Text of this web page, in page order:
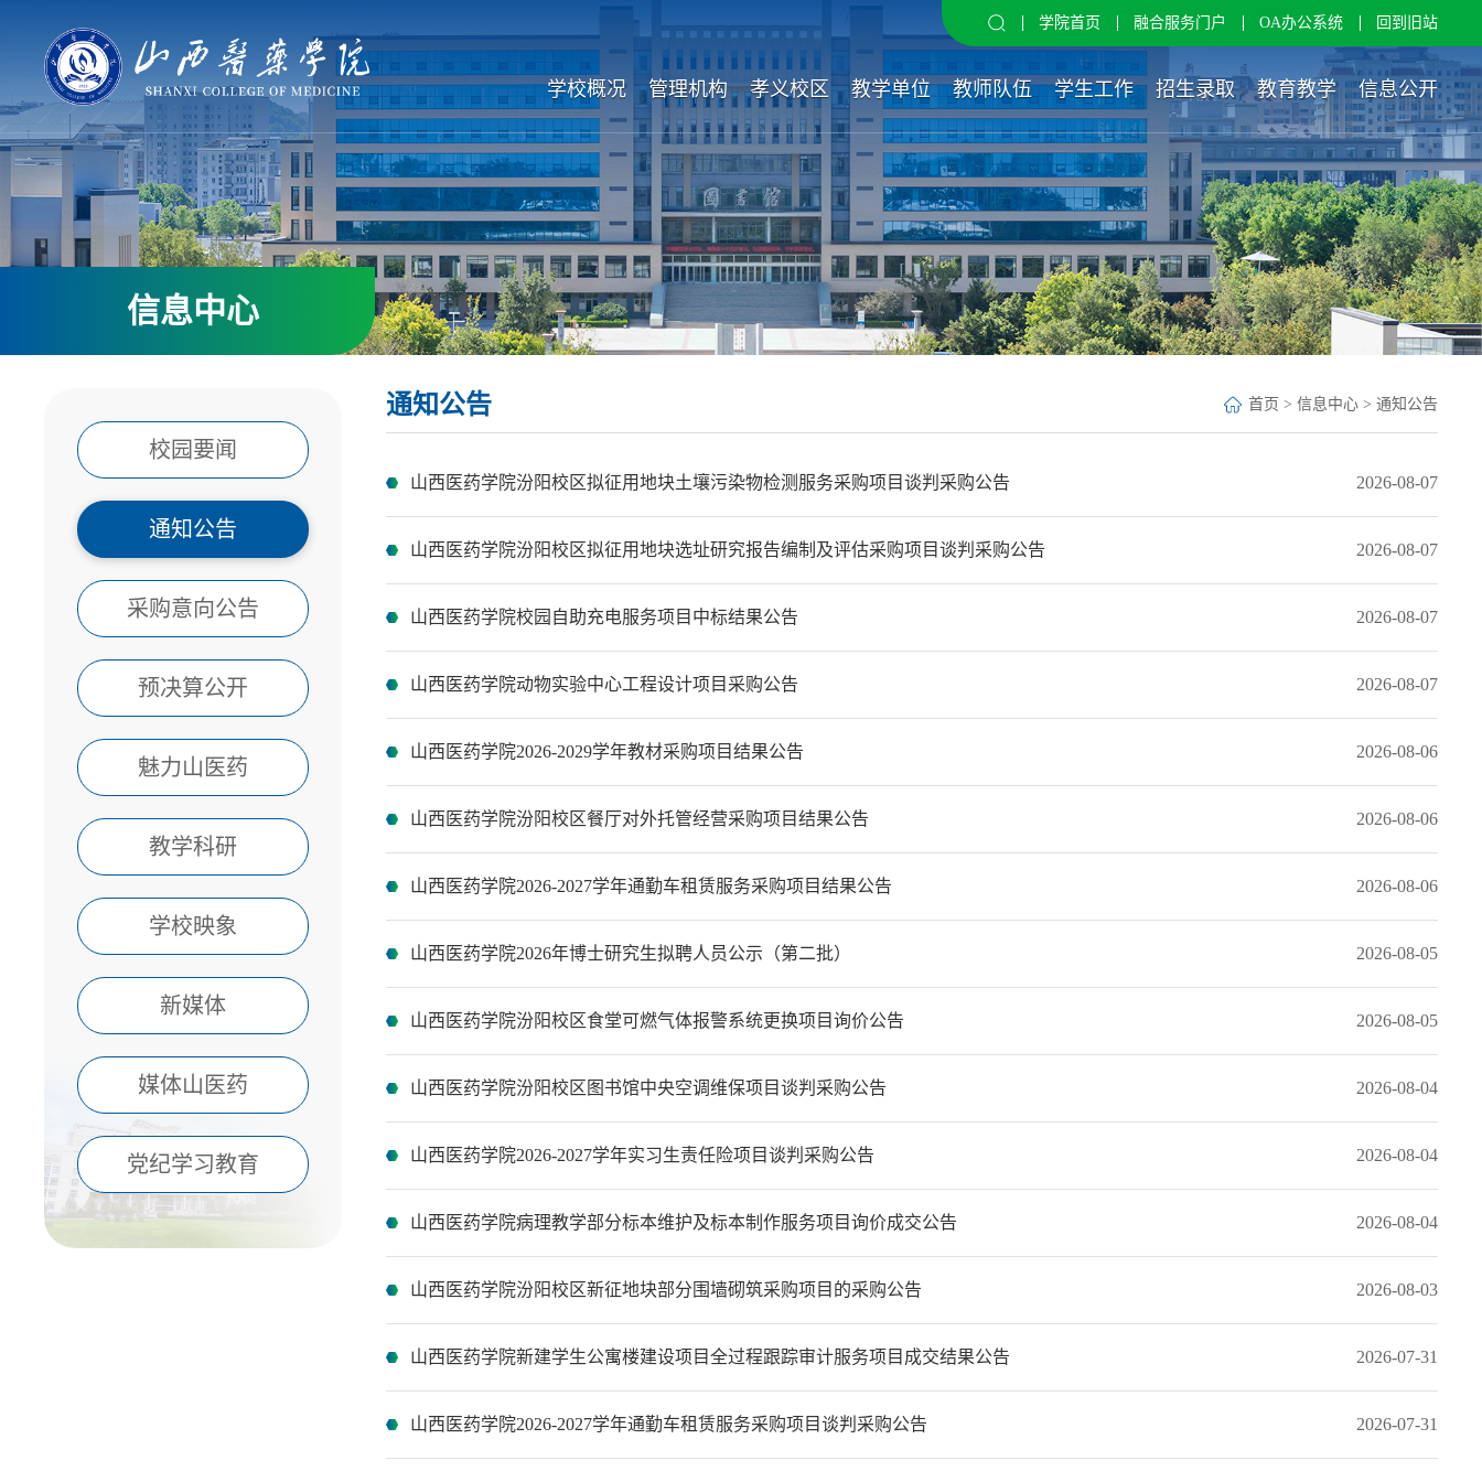
学院首页 融合服务门户 OA办公系统 回到旧站
学校概况 管理机构 孝义校区 教学单位 教师队伍 学生工作 招生录取 教育教学 信息公开
信息中心
校园要闻
通知公告
采购意向公告
预决算公开
魅力山医药
教学科研
学校映象
新媒体
媒体山医药
党纪学习教育
通知公告 首页 > 信息中心> 通知公告
山西医药学院汾阳校区拟征用地块土壤污染物检测服务采购项目谈判采购公告 2026-08-07
山西医药学院汾阳校区拟征用地块选址研究报告编制及评估采购项目谈判采购公告 2026-08-07
山西医药学院校园自助充电服务项目中标结果公告 2026-08-07
山西医药学院动物实验中心工程设计项目采购公告 2026-08-07
山西医药学院2026-2029学年教材采购项目结果公告 2026-08-06
山西医药学院汾阳校区餐厅对外托管经营采购项目结果公告 2026-08-06
山西医药学院2026-2027学年通勤车租赁服务采购项目结果公告 2026-08-06
山西医药学院2026年博士研究生拟聘人员公示（第二批） 2026-08-05
山西医药学院汾阳校区食堂可燃气体报警系统更换项目询价公告 2026-08-05
山西医药学院汾阳校区图书馆中央空调维保项目谈判采购公告 2026-08-04
山西医药学院2026-2027学年实习生责任险项目谈判采购公告 2026-08-04
山西医药学院病理教学部分标本维护及标本制作服务项目询价成交公告 2026-08-04
山西医药学院汾阳校区新征地块部分围墙砌筑采购项目的采购公告 2026-08-03
山西医药学院新建学生公寓楼建设项目全过程跟踪审计服务项目成交结果公告 2026-07-31
山西医药学院2026-2027学年通勤车租赁服务采购项目谈判采购公告 2026-07-31